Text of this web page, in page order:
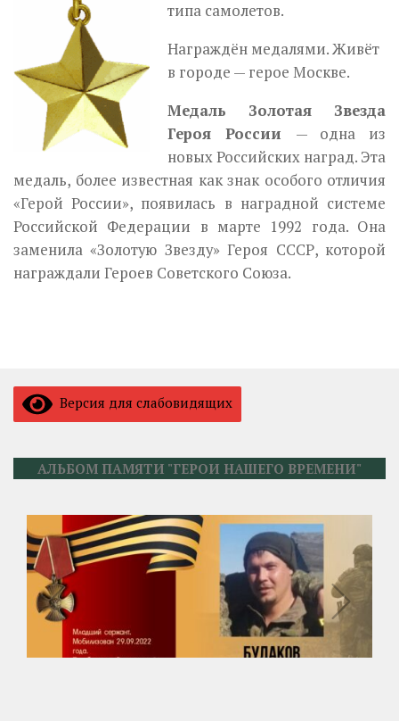
типа самолетов.
Награждён медалями. Живёт
в городе — герое Москве.
Медаль Золотая Звезда
Героя России — одна из
новых Российских наград. Эта
медаль, более известная как знак особого отличия
«Герой России», появилась в наградной системе
Российской Федерации в марте 1992 года. Она
заменила «Золотую Звезду» Героя СССР, которой
награждали Героев Советского Союза.
Версия для слабовидящих
АЛЬБОМ ПАМЯТИ "ГЕРОИ НАШЕГО ВРЕМЕНИ"